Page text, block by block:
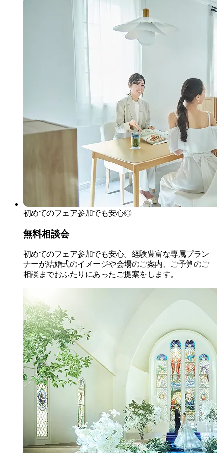
初めてのフェア参加でも安心◎
無料相談会
初めてのフェア参加でも安心。経験豊富な専属プラン
ナーが結婚式のイメージや会場のご案内、ご予算のご
相談までおふたりにあったご提案をします。